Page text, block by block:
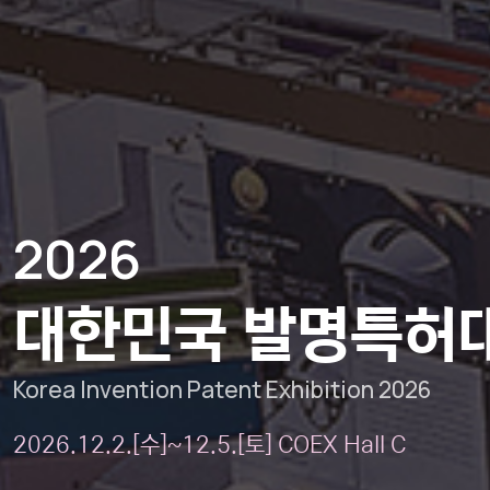
2026
대한민국 발명특허
Korea Invention Patent Exhibition 2026
2026.12.2.[수]~12.5.[토] COEX Hall C